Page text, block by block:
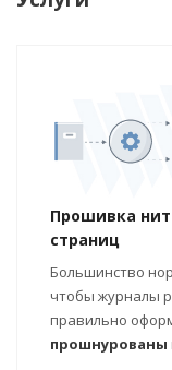
Прошивка
страниц
Большинство
чтобы журналы
правильно
прошнурованы